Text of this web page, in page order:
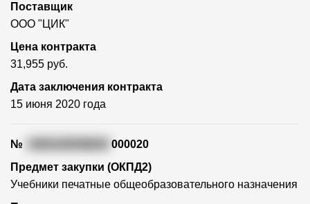
Поставщик
ООО "ЦИК"
Цена контракта
31,955 руб.
Дата заключения контракта
15 июня 2020 года
№
000020
Предмет закупки (ОКПД2)
Учебники печатные общеобразовательного назначения